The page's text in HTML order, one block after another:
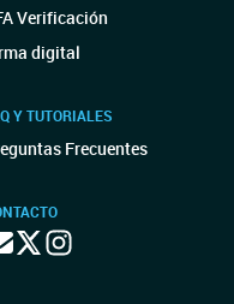
Verificación
digital
Y TUTORIALES
Frecuentes